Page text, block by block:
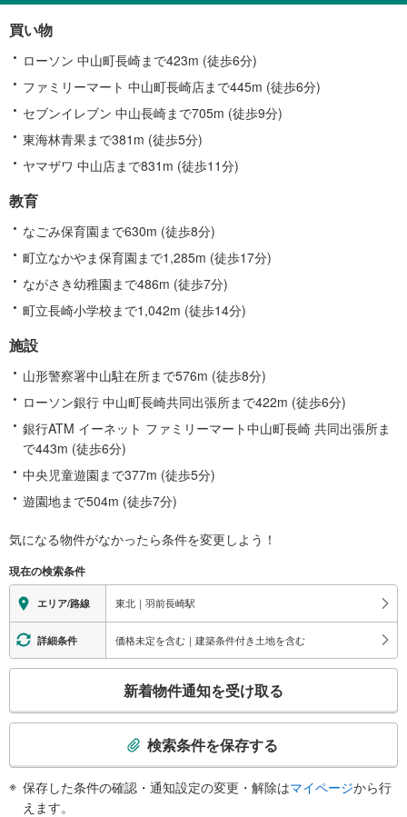
買い物
ローソン 中山町長崎まで423m (徒歩6分)
ファミリーマート 中山町長崎店まで445m (徒歩6分)
セブンイレブン 中山長崎まで705m (徒歩9分)
東海林青果まで381m (徒歩5分)
ヤマザワ 中山店まで831m (徒歩11分)
教育
なごみ保育園まで630m (徒歩8分)
町立なかやま保育園まで1,285m (徒歩17分)
ながさき幼稚園まで486m (徒歩7分)
町立長崎小学校まで1,042m (徒歩14分)
施設
山形警察署中山駐在所まで576m (徒歩8分)
ローソン銀行 中山町長崎共同出張所まで422m (徒歩6分)
銀行ATM イーネット ファミリーマート中山町長崎 共同出張所ま
で443m (徒歩6分)
中央児童遊園まで377m (徒歩5分)
遊園地まで504m (徒歩7分)
気になる物件がなかったら条件を変更しよう！
現在の検索条件
エリア/路線 東北｜羽前長崎駅
詳細条件 価格未定を含む｜建築条件付き土地を含む
検
新着物件通知を受け取る
検索条件を保存する
保存した条件の確認・通知設定の変更・解除はマイページから行
えます。